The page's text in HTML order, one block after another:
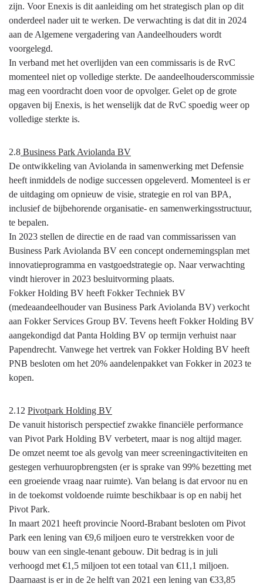
zijn. Voor Enexis is dit aanleiding om het strategisch plan op dit
onderdeel nader uit te werken. De verwachting is dat dit in 2024
aan de Algemene vergadering van Aandeelhouders wordt
voorgelegd.
In verband met het overlijden van een commissaris is de RvC
momenteel niet op volledige sterkte. De aandeelhouderscommissie
mag een voordracht doen voor de opvolger. Gelet op de grote
opgaven bij Enexis, is het wenselijk dat de RvC spoedig weer op
volledige sterkte is.
2.8 Business Park Aviolanda BV
De ontwikkeling van Aviolanda in samenwerking met Defensie
heeft inmiddels de nodige successen opgeleverd. Momenteel is er
de uitdaging om opnieuw de visie, strategie en rol van BPA,
inclusief de bijbehorende organisatie- en samenwerkingsstructuur,
te bepalen.
In 2023 stellen de directie en de raad van commissarissen van
Business Park Aviolanda BV een concept ondernemingsplan met
innovatieprogramma en vastgoedstrategie op. Naar verwachting
vindt hierover in 2023 besluitvorming plaats.
Fokker Holding BV heeft Fokker Techniek BV
(medeaandeelhouder van Business Park Aviolanda BV) verkocht
aan Fokker Services Group BV. Tevens heeft Fokker Holding BV
aangekondigd dat Panta Holding BV op termijn verhuist naar
Papendrecht. Vanwege het vertrek van Fokker Holding BV heeft
PNB besloten om het 20% aandelenpakket van Fokker in 2023 te
kopen.
2.12 Pivotpark Holding BV
De vanuit historisch perspectief zwakke financiële performance
van Pivot Park Holding BV verbetert, maar is nog altijd mager.
De omzet neemt toe als gevolg van meer screeningactiviteiten en
gestegen verhuuropbrengsten (er is sprake van 99% bezetting met
een groeiende vraag naar ruimte). Van belang is dat ervoor nu en
in de toekomst voldoende ruimte beschikbaar is op en nabij het
Pivot Park.
In maart 2021 heeft provincie Noord-Brabant besloten om Pivot
Park een lening van €9,6 miljoen euro te verstrekken voor de
bouw van een single-tenant gebouw. Dit bedrag is in juli
verhoogd met €1,5 miljoen tot een totaal van €11,1 miljoen.
Daarnaast is er in de 2e helft van 2021 een lening van €33,85